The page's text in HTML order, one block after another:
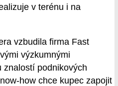
v terénu i na
vzbudila firma Fast
výzkumnými
znalostí podnikových
how chce kupec zapojit